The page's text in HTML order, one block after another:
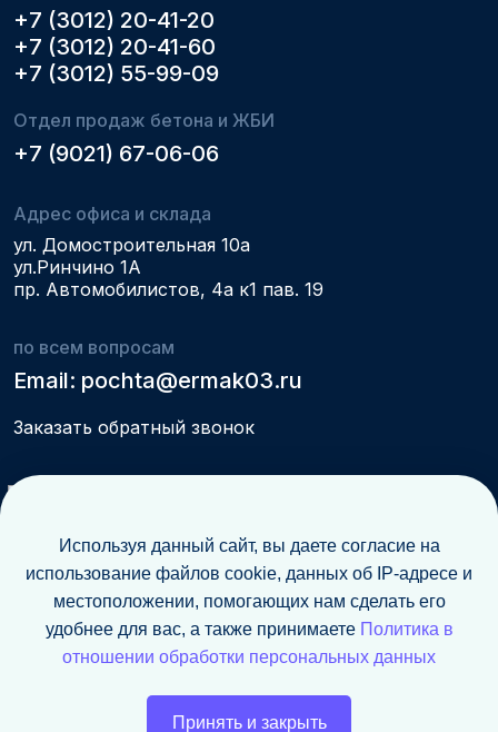
+7 (3012) 20-41-20
+7 (3012) 20-41-60
+7 (3012) 55-99-09
Отдел продаж бетона и ЖБИ
+7 (9021) 67-06-06
Адрес офиса и склада
ул. Домостроительная 10а
ул.Ринчино 1А
пр. Автомобилистов, 4а к1 пав. 19
по всем вопросам
Email: pochta@ermak03.ru
Заказать обратный звонок
Написать на Whatsapp
Написать в Telegram
обрабатываем ваши данные чтобы
взаимодействие с нашим сайтом
было максимально информативным и отвечало вашим интересам.
Используя данный сайт, вы даете согласие на
использование файлов cookie, данных об IP-адресе и
местоположении, помогающих нам сделать его
удобнее для вас, а также принимаете Политика в
отношении обработки персональных данных
Принять и закрыть